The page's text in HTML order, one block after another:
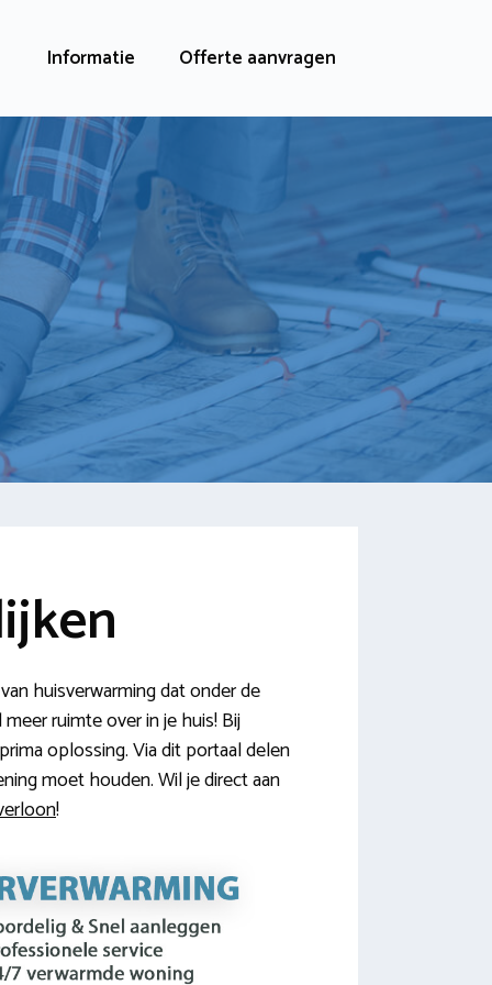
Informatie Offerte aanvragen
huisverwarming dat onder de
ruimte over in je huis! Bij
oplossing. Via dit portaal delen
moet houden. Wil je direct aan
!